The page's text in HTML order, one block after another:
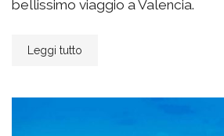
bellissimo viaggio a Valencia.
Leggi tutto